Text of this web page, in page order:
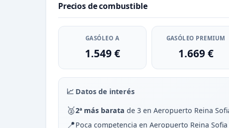
Precios de combustible
GASÓLEO A
1.549 €
GASÓLEO PREMIUM
1.669 €
📈 Datos de interés
🥈2ª más barata de 3 en Aeropuerto Reina
📍Poca competencia en Aeropuerto Reina